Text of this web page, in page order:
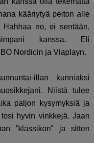
kääriytyä peiton alle
no, ei sentään,
kanssa. Eli
Nordicin ja Viaplayn.
illan kunniaksi
Niistä tulee
paljon kysymyksiä ja
hyvin vinkkejä. Jaan
”klassikon” ja sitten